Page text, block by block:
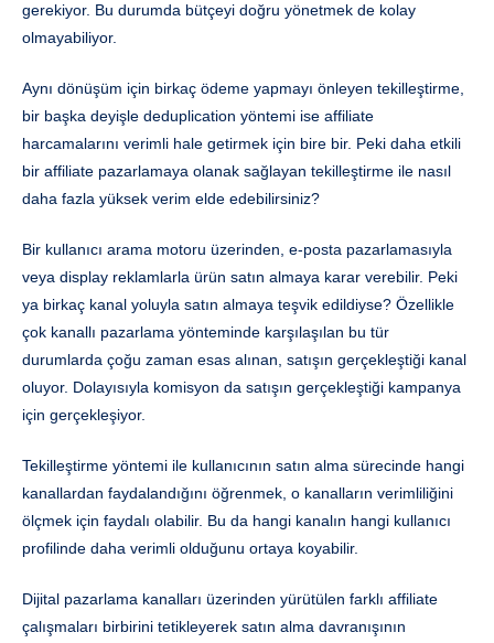
gerekiyor. Bu durumda bütçeyi doğru yönetmek de kolay
olmayabiliyor.
Aynı dönüşüm için birkaç ödeme yapmayı önleyen tekilleştirme,
bir başka deyişle deduplication yöntemi ise affiliate
harcamalarını verimli hale getirmek için bire bir. Peki daha etkili
bir affiliate pazarlamaya olanak sağlayan tekilleştirme ile nasıl
daha fazla yüksek verim elde edebilirsiniz?
Bir kullanıcı arama motoru üzerinden, e-posta pazarlamasıyla
veya display reklamlarla ürün satın almaya karar verebilir. Peki
ya birkaç kanal yoluyla satın almaya teşvik edildiyse? Özellikle
çok kanallı pazarlama yönteminde karşılaşılan bu tür
durumlarda çoğu zaman esas alınan, satışın gerçekleştiği kanal
oluyor. Dolayısıyla komisyon da satışın gerçekleştiği kampanya
için gerçekleşiyor.
Tekilleştirme yöntemi ile kullanıcının satın alma sürecinde hangi
kanallardan faydalandığını öğrenmek, o kanalların verimliliğini
ölçmek için faydalı olabilir. Bu da hangi kanalın hangi kullanıcı
profilinde daha verimli olduğunu ortaya koyabilir.
Dijital pazarlama kanalları üzerinden yürütülen farklı affiliate
çalışmaları birbirini tetikleyerek satın alma davranışının